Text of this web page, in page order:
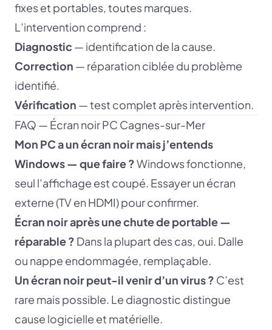
fixes et portables, toutes marques.
L’intervention comprend :
Diagnostic — identification de la cause.
Correction — réparation ciblée du problème
identifié.
Vérification — test complet après intervention.
FAQ — Écran noir PC Cagnes-sur-Mer
Mon PC a un écran noir mais j’entends
Windows — que faire ?Windows fonctionne,
seul l’affichage est coupé. Essayer un écran
externe (TV en HDMI) pour confirmer.
Écran noir après une chute de portable —
réparable ? Dans la plupart des cas, oui. Dalle
ou nappe endommagée, remplaçable.
Un écran noir peut-il venir d’un virus ? C’est
rare mais possible. Le diagnostic distingue
cause logicielle et matérielle.